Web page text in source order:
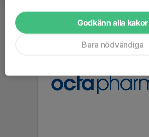
Godkänn alla kakor
Bara nödvändiga